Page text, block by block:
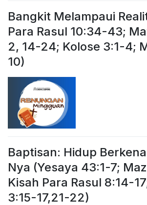
Bangkit Melampaui
Para Rasul 10:34-43;
2, 14-24; Kolose 3:1-4;
10)
Baptisan: Hidup
Nya (Yesaya 43:1-7;
Kisah Para Rasul 8:14-
3:15-17,21-22)